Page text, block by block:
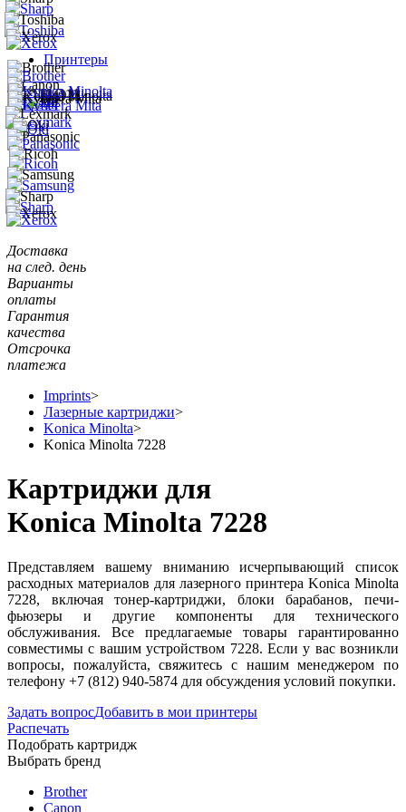
Принтеры
Доставка
на след. день
Варианты
оплаты
Гарантия
качества
Отсрочка
платежа
Imprints>
Лазерные картриджи>
Konica Minolta>
Konica Minolta 7228
Картриджи для
Konica Minolta 7228
Представляем вашему вниманию исчерпывающий список
расходных материалов для лазерного принтера Konica Minolta
7228, включая тонер-картриджи, блоки барабанов, печи-
фьюзеры и другие компоненты для технического
обслуживания. Все предлагаемые товары гарантированно
совместимы с вашим устройством 7228. Если у вас возникли
вопросы, пожалуйста, свяжитесь с нашим менеджером по
телефону +7 (812) 940-5874 для обсуждения условий покупки.
Задать вопросДобавить в мои принтеры
Распечать
Подобрать картридж
Выбрать бренд
Brother
Canon